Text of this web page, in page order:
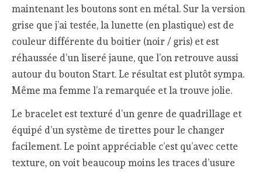
maintenant les boutons sont en métal. Sur la version
grise que j’ai testée, la lunette (en plastique) est de
couleur différente du boitier (noir / gris) et est
réhaussée d’un liseré jaune, que l’on retrouve aussi
autour du bouton Start. Le résultat est plutôt sympa.
Même ma femme l’a remarquée et la trouve jolie.
Le bracelet est texturé d’un genre de quadrillage et
équipé d’un système de tirettes pour le changer
facilement. Le point appréciable c’est qu’avec cette
texture, on voit beaucoup moins les traces d’usure